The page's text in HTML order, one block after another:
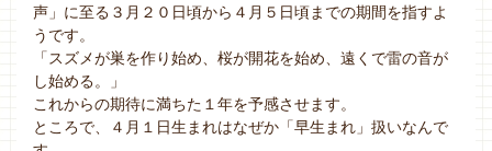
声」に至る３月２０日頃から４月５日頃までの期間を指すよ
うです。
「スズメが巣を作り始め、桜が開花を始め、遠くで雷の音が
し始める。」
これからの期待に満ちた１年を予感させます。
ところで、４月１日生まれはなぜか「早生まれ」扱いなんで